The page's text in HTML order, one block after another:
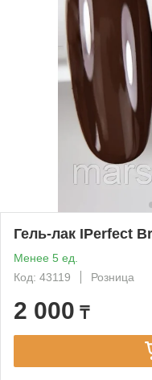
Гель-лак IPerfect
Менее 5 ед.
Код: 43119
Розница
2 000 ₸